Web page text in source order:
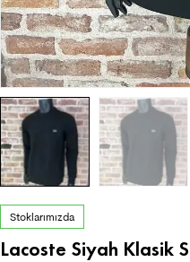
Stoklarımızda
Lacoste Siyah Klasik